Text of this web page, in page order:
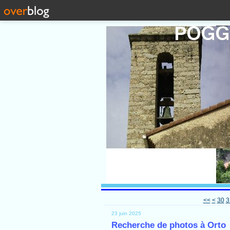
<< < 10
20
30
23 juin 2025
Recherche de photos à Orto